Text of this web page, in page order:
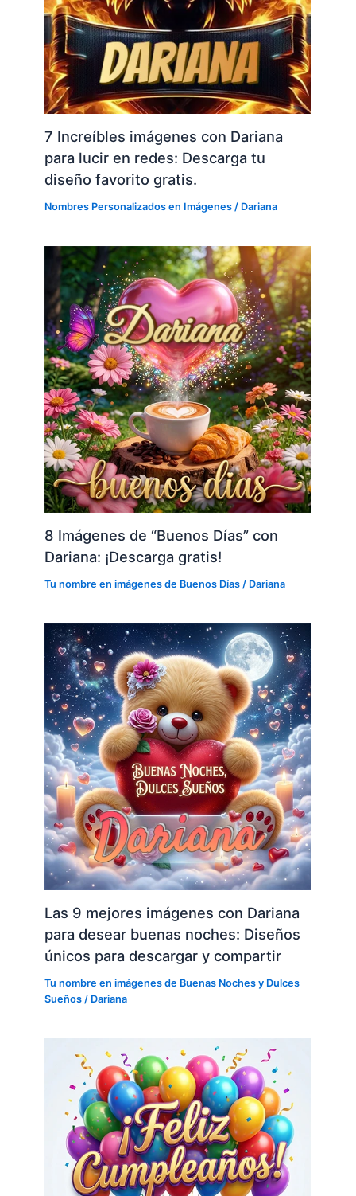
7 Increíbles imágenes con Dariana
para lucir en redes: Descarga tu
diseño favorito gratis.
Nombres Personalizados en Imágenes / Dariana
8 Imágenes de “Buenos Días” con
Dariana: ¡Descarga gratis!
Tu nombre en imágenes de Buenos Días / Dariana
Las 9 mejores imágenes con Dariana
para desear buenas noches: Diseños
únicos para descargar y compartir
Tu nombre en imágenes de Buenas Noches y Dulces
Sueños / Dariana